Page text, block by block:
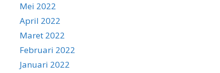
Mei 2022
April 2022
Maret 2022
Februari 2022
Januari 2022